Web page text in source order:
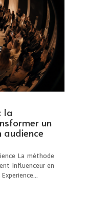
la
un
audience
La méthode
influenceur en